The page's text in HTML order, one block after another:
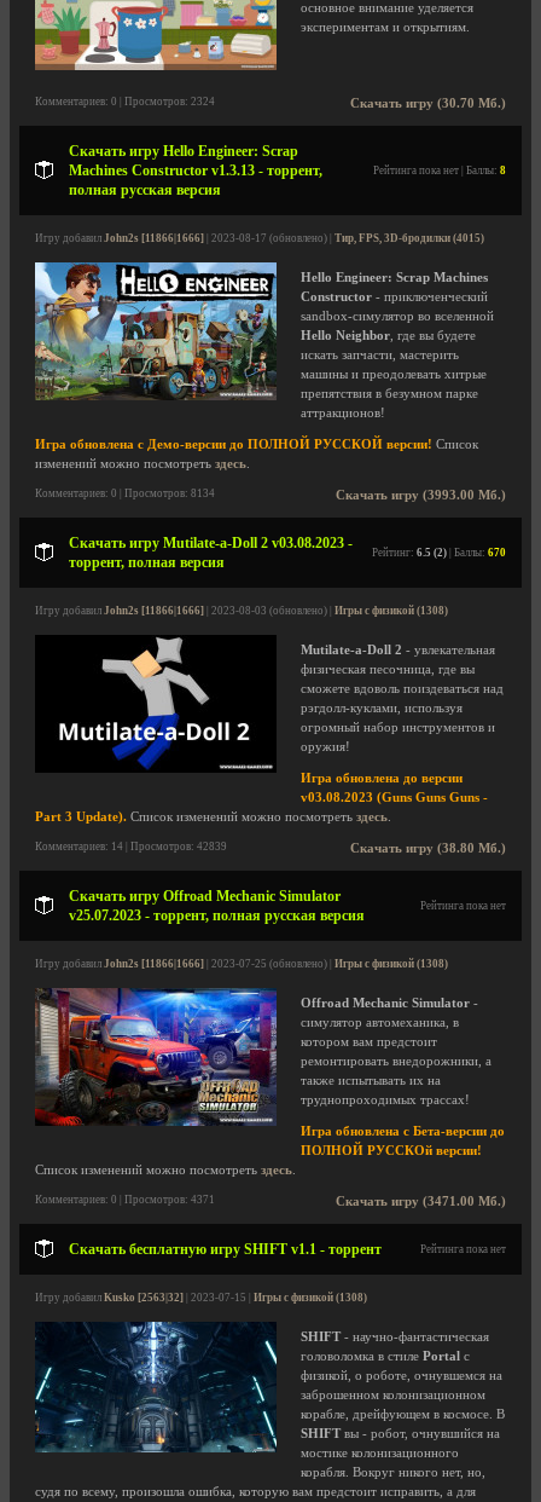
основное внимание уделяется
экспериментам и открытиям.
Скачать игру (30.70 Мб.)
Комментариев: 0 | Просмотров: 2324
Скачать игру Hello Engineer: Scrap
Machines Constructor v1.3.13 - торрент,
полная русская версия
Рейтинга пока нет | Баллы: 8
Игру добавил John2s [11866|1666] | 2023-08-17 (обновлено) | Тир, FPS, 3D-бродилки (4015)
Hello Engineer: Scrap Machines
Constructor - приключенческий
sandbox-симулятор во вселенной
Hello Neighbor , где вы будете
искать запчасти, мастерить
машины и преодолевать хитрые
препятствия в безумном парке
аттракционов!
Игра обновлена с Демо-версии до ПОЛНОЙ РУССКОЙ версии! Список
изменений можно посмотреть здесь
Скачать игру (3993.00 Мб.)
Комментариев: 0 | Просмотров: 8134
Скачать игру Mutilate-a-Doll 2 v03.08.2023 -
торрент, полная версия
Рейтинг: 6.5 (2) | Баллы: 670
Игру добавил John2s [11866|1666] | 2023-08-03 (обновлено) | Игры с физикой (1308)
Mutilate-a-Doll 2 - увлекательная
физическая песочница, где вы
сможете вдоволь поиздеваться над
рэгдолл-куклами, используя
огромный набор инструментов и
оружия!
Игра обновлена до версии
v03.08.2023 (Guns Guns Guns -
Part 3 Update). Список изменений можно посмотреть здесь
Скачать игру (38.80 Мб.)
Комментариев: 14 | Просмотров: 42839
Скачать игру Offroad Mechanic Simulator
v25.07.2023 - торрент, полная русская версия
Рейтинга пока нет
Игру добавил John2s [11866|1666] | 2023-07-25 (обновлено) | Игры с физикой (1308)
Offroad Mechanic Simulator -
симулятор автомеханика, в
котором вам предстоит
ремонтировать внедорожники, а
также испытывать их на
труднопроходимых трассах!
Игра обновлена с Бета-версии до
ПОЛНОЙ РУССКОй версии!
Список изменений можно посмотреть здесь
Скачать игру (3471.00 Мб.)
Комментариев: 0 | Просмотров: 4371
Скачать бесплатную игру SHIFT v1.1 - торрент Рейтинга пока нет
Игру добавил Kusko [2563|32] | 2023-07-15 | Игры с физикой (1308)
SHIFT- научно-фантастическая
головоломка в стиле Portal с
физикой, о роботе, очнувшемся на
заброшенном колонизационном
корабле, дрейфующем в космосе. В
SHIFTвы - робот, очнувшийся на
мостике колонизационного
корабля. Вокруг никого нет, но,
судя по всему, произошла ошибка, которую вам предстоит исправить, а для